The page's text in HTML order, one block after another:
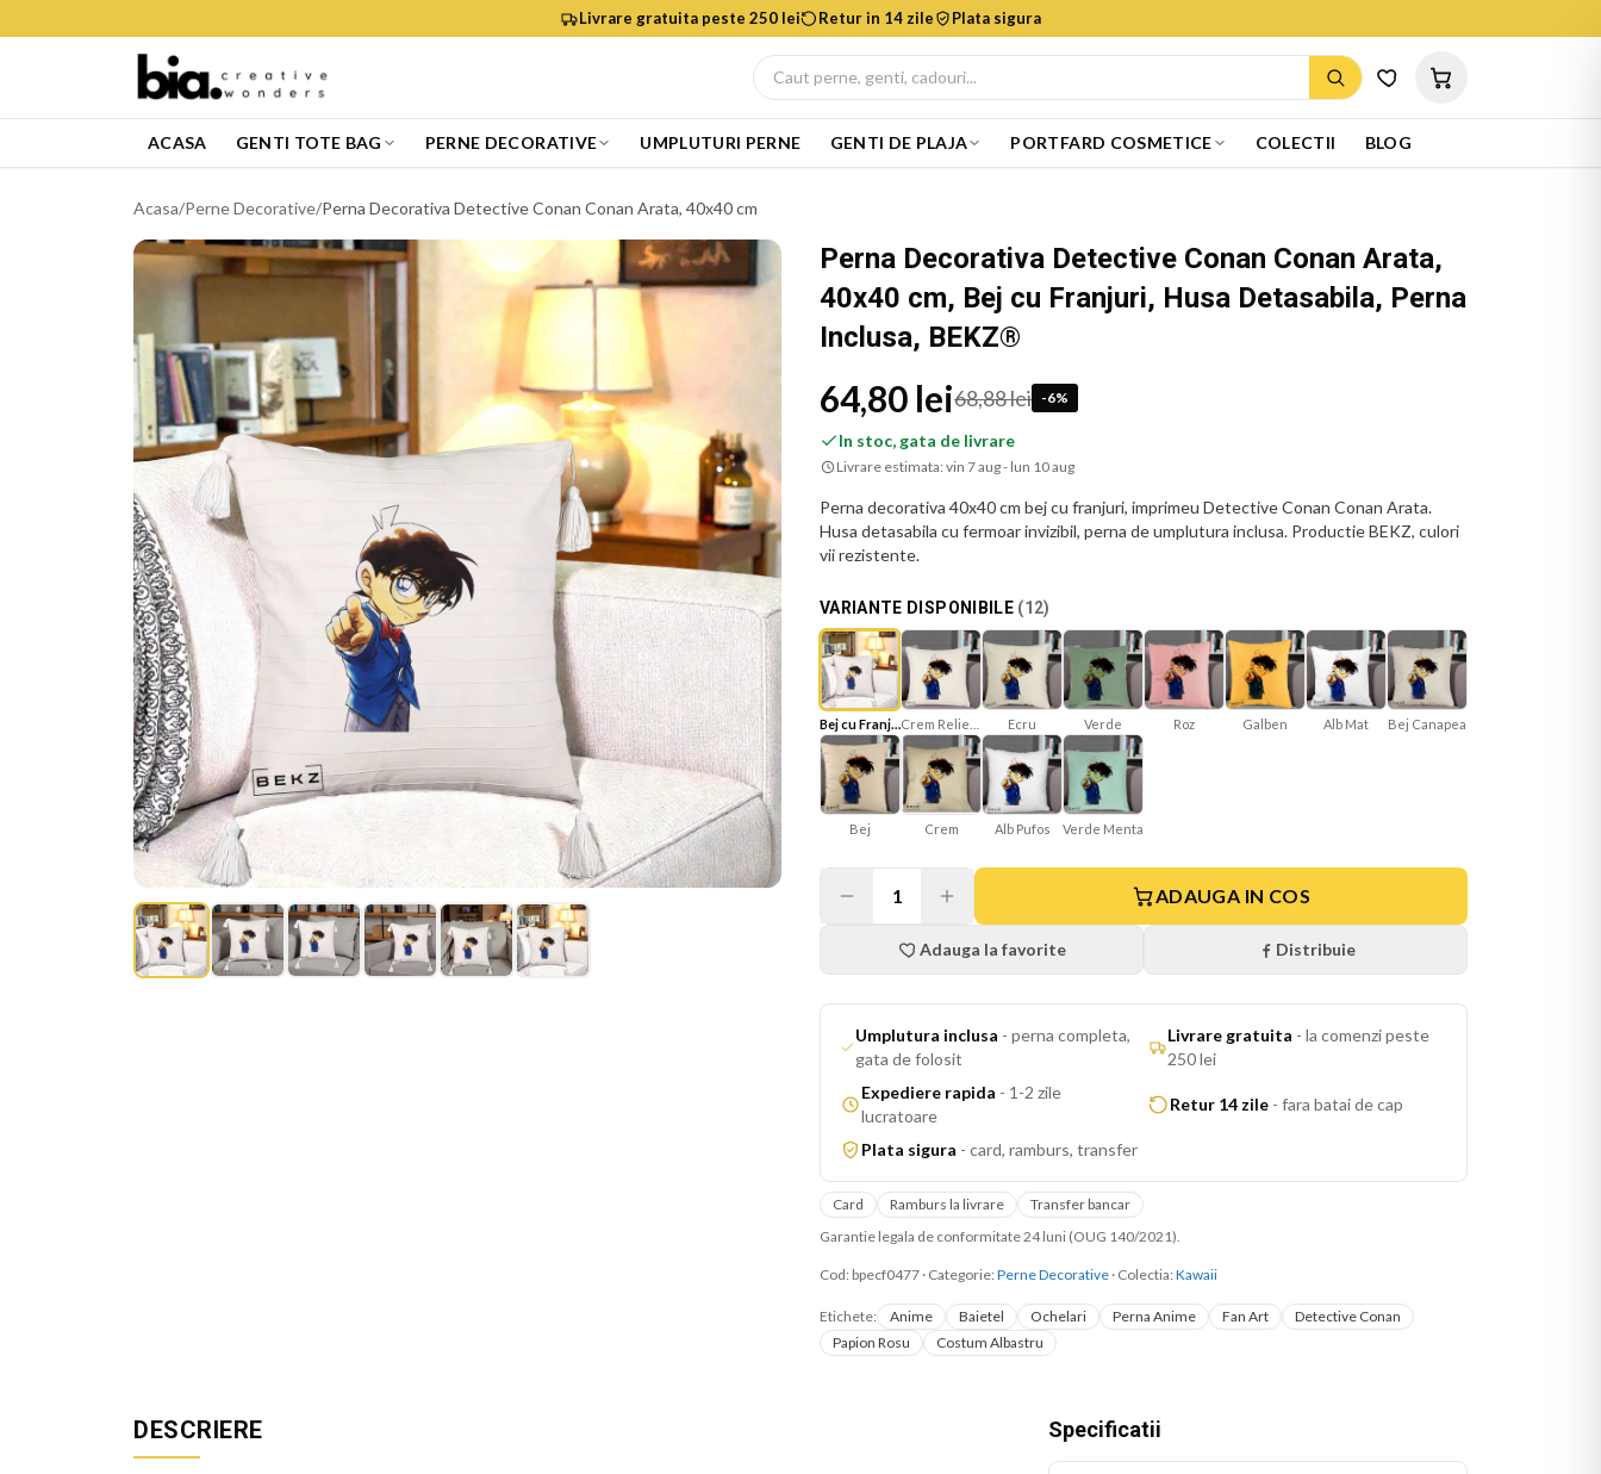
Livrare gratuita peste 250 lei Retur in 14 zile Plata sigura
ACASA GENTI TOTE BAG PERNE DECORATIVE UMPLUTURI PERNE GENTI DE PLAJA PORTFARD COSMETICE COLECTII BLOG
Acasa/Perne Decorative/Perna Decorativa Detective Conan Conan Arata, 40x40 cm
Perna Decorativa Detective Conan Conan Arata,
40x40 cm, Bej cu Franjuri, Husa Detasabila, Perna
Inclusa, BEKZ®
64,80 lei68,88 lei -6%
In stoc, gata de livrare
Livrare estimata: vin 7 aug - lun 10 aug
Perna decorativa 40x40 cm bej cu franjuri, imprimeu Detective Conan Conan Arata.
Husa detasabila cu fermoar invizibil, perna de umplutura inclusa. Productie BEKZ, culori
vii rezistente.
VARIANTE DISPONIBILE (12)
Bej cu Franjuri Ecru Verde Roz Galben Alb Mat Bej Canapea
Bej Crem Alb Pufos Verde Menta
1 ADAUGA IN COS
Adauga la favorite Distribuie
Umplutura inclusa -perna completa,
gata de folosit
Livrare gratuita -la comenzi peste
250 lei
Expediere rapida - 1-2 zile
lucratoare
Retur 14 zile - fara batai de cap
Plata sigura - card, ramburs, transfer
Card Ramburs la livrare
Transfer bancar
Garantie legala de conformitate 24 luni (OUG 140/2021).
Cod: bpecf0477 · Categorie: Perne Decorative · Colectia: Kawaii
Etichete: Anime Baietel Ochelari Perna Anime Fan Art
Detective Conan
Papion Rosu
Costum Albastru
DESCRIERE Specificatii